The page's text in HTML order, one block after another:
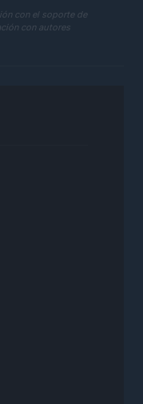
con el soporte de
con autores